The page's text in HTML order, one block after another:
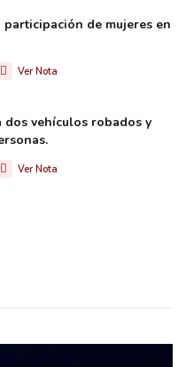
participación de mujeres en
Ver Nota
dos vehículos robados y
Ver Nota